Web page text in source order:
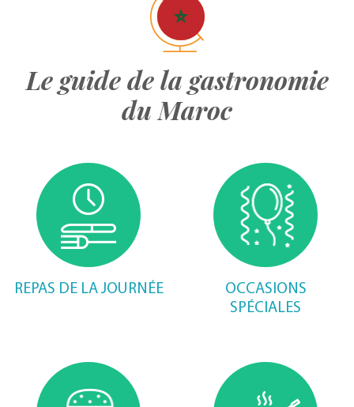
Le guide de la gastronomie
du Maroc
REPAS DE LA JOURNÉE
OCCASIONS
SPÉCIALES